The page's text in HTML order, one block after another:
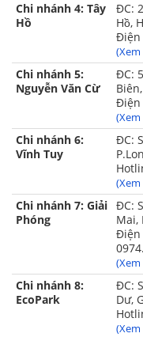
Chi nhánh 4: Tây
Hồ
ĐC:
Hồ,
Điện
Chi nhánh 5:
Nguyễn Văn Cừ
ĐC:
Điện
Chi nhánh 6:
Vĩnh Tuy
ĐC:
Chi nhánh 7: Giải
Phóng
ĐC:
Mai,
Điện
Chi nhánh 8:
EcoPark
ĐC:
Dư,